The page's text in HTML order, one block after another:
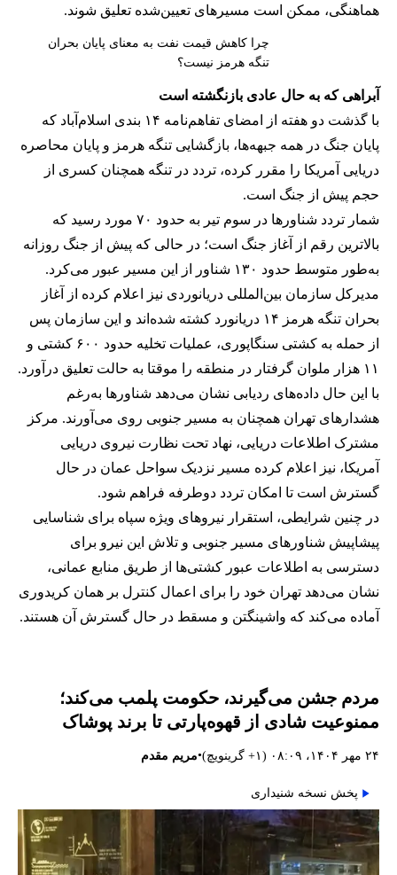
هماهنگی، ممکن است مسیرهای تعیین‌شده تعلیق شوند.
چرا کاهش قیمت نفت به معنای پایان بحران
تنگه هرمز نیست؟
آبراهی که به حال عادی بازنگشته است
با گذشت دو هفته از امضای تفاهم‌نامه ۱۴ بندی اسلام‌آباد که
پایان جنگ در همه جبهه‌ها، بازگشایی تنگه هرمز و پایان محاصره
دریایی آمریکا را مقرر کرده، تردد در تنگه همچنان کسری از
حجم پیش از جنگ است.
شمار تردد شناورها در سوم تیر به حدود ۷۰ مورد رسید که
بالاترین رقم از آغاز جنگ است؛ در حالی که پیش از جنگ روزانه
به‌طور متوسط حدود ۱۳۰ شناور از این مسیر عبور می‌کرد.
مدیرکل سازمان بین‌المللی دریانوردی نیز اعلام کرده از آغاز
بحران تنگه هرمز ۱۴ دریانورد کشته شده‌اند و این سازمان پس
از حمله به کشتی سنگاپوری، عملیات تخلیه حدود ۶۰۰ کشتی و
۱۱ هزار ملوان گرفتار در منطقه را موقتا به حالت تعلیق درآورد.
با این حال داده‌های ردیابی نشان می‌دهد شناورها به‌رغم
هشدارهای تهران همچنان به مسیر جنوبی روی می‌آورند. مرکز
مشترک اطلاعات دریایی، نهاد تحت نظارت نیروی دریایی
آمریکا، نیز اعلام کرده مسیر نزدیک سواحل عمان در حال
گسترش است تا امکان تردد دوطرفه فراهم شود.
در چنین شرایطی، استقرار نیروهای ویژه سپاه برای شناسایی
پیشاپیش شناورهای مسیر جنوبی و تلاش این نیرو برای
دسترسی به اطلاعات عبور کشتی‌ها از طریق منابع عمانی،
نشان می‌دهد تهران خود را برای اعمال کنترل بر همان کریدوری
آماده می‌کند که واشینگتن و مسقط در حال گسترش آن هستند.
مردم جشن می‌گیرند، حکومت پلمب می‌کند؛
ممنوعیت شادی از قهوه‌پارتی تا برند پوشاک
۲۴ مهر ۱۴۰۴، ۰۸:۰۹ (‎+۱ گرینویچ) •مریم مقدم
پخش نسخه شنیداری